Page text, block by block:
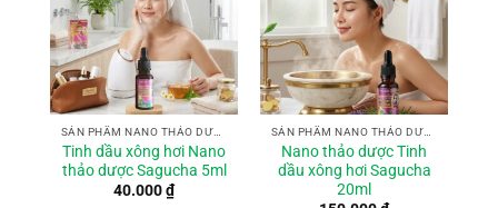
SẢN PHẨM NANO THẢO DƯỢC
Tinh dầu xông hơi Nano
thảo dược Sagucha 5ml
40.000₫
SẢN PHẨM NANO THẢO DƯỢC
Nano thảo dược Tinh
dầu xông hơi Sagucha
20ml